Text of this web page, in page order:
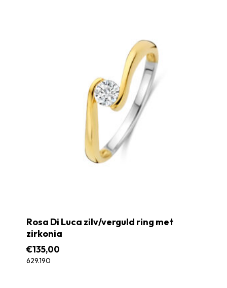
Rosa Di Luca zilv/verguld ring met
zirkonia
€135,00
629.190